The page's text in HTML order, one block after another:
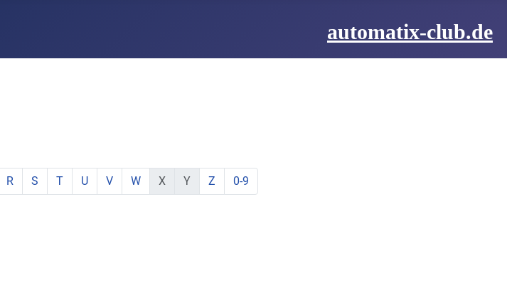
automatix-club.de
Buchstabe:
mit Buchstabe:
Elemente mit Buchstabe:
zeige Elemente mit Buchstabe:
R zeige Elemente mit Buchstabe:
S zeige Elemente mit Buchstabe:
T zeige Elemente mit Buchstabe:
U zeige Elemente mit Buchstabe:
V zeige Elemente mit Buchstabe:
W keine Elemente mit Buchstabe:
X keine Elemente mit Buchstabe:
Y zeige Elemente mit Buchstabe:
Z zeige Elemente mit Buchstabe:
0-9